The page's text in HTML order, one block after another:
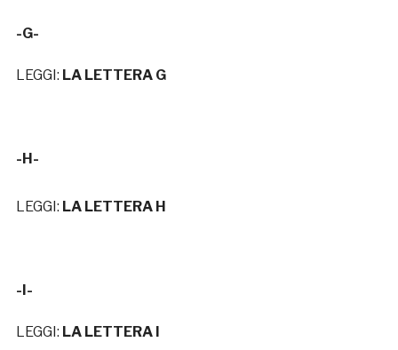
-G-
LEGGI: LA LETTERA G
-H-
LEGGI: LA LETTERA H
-I-
LEGGI: LA LETTERA I